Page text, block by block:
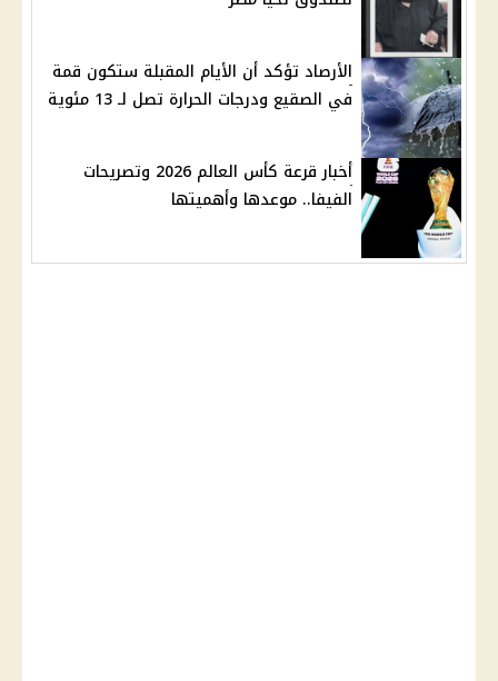
الأرصاد تؤكد أن الأيام المقبلة ستكون قمة
في الصقيع ودرجات الحرارة تصل لـ 13 مئوية
أخبار قرعة كأس العالم 2026 وتصريحات
الفيفا.. موعدها وأهميتها